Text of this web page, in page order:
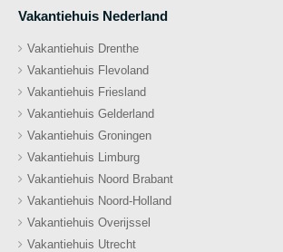
Vakantiehuis Nederland
Vakantiehuis Drenthe
Vakantiehuis Flevoland
Vakantiehuis Friesland
Vakantiehuis Gelderland
Vakantiehuis Groningen
Vakantiehuis Limburg
Vakantiehuis Noord Brabant
Vakantiehuis Noord-Holland
Vakantiehuis Overijssel
Vakantiehuis Utrecht